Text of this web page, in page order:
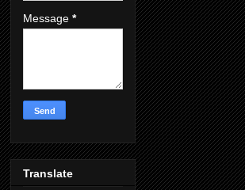
Message *
Translate